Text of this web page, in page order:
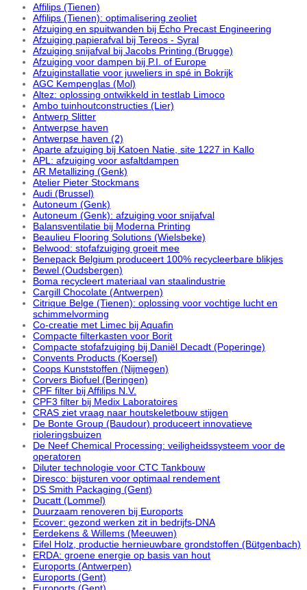
Affilips (Tienen)
Affilips (Tienen): optimalisering zeoliet
Afzuiging en spuitwanden bij Echo Precast Engineering
Afzuiging papierafval bij Tereos - Syral
Afzuiging snijafval bij Jacobs Printing (Brugge)
Afzuiging voor dampen bij P.I. of Europe
Afzuiginstallatie voor juweliers in spé in Bokrijk
AGC Kempenglas (Mol)
Altez: oplossing ontwikkeld in testlab Limoco
Ambo tuinhoutconstructies (Lier)
Antwerp Slitter
Antwerpse haven
Antwerpse haven (2)
Aparte afzuiging bij Katoen Natie, site 1227 in Kallo
APL: afzuiging voor asfaltdampen
AR Metallizing (Genk)
Atelier Pieter Stockmans
Audi (Brussel)
Autoneum (Genk)
Autoneum (Genk): afzuiging voor snijafval
Balansventilatie bij Moderna Printing
Beaulieu Flooring Solutions (Wielsbeke)
Belwood: stofafzuiging groeit mee
Benepack Belgium produceert 100% recycleerbare blikjes
Bewel (Oudsbergen)
Boma recycleert materiaal van staalindustrie
Cargill Chocolate (Antwerpen)
Citrique Belge (Tienen): oplossing voor vochtige lucht en
schimmelvorming
Co-creatie met Limec bij Aquafin
Compacte filterkasten voor Borit
Compacte stofafzuiging bij Daniël Decadt (Poperinge)
Convents Products (Koersel)
Coops Kunststoffen (Nijmegen)
Corvers Biofuel (Beringen)
CPF filter bij Affilips N.V.
CPF3 filter bij Medix Laboratoires
CRAS ziet vraag naar houtskeletbouw stijgen
De Bonte Group (Baudour) produceert innovatieve
rioleringsbuizen
De Neef Chemical Processing: veiligheidssysteem voor de
operatoren
Diluter technologie voor CTC Tankbouw
Diresco: bijsturen voor optimaal rendement
DS Smith Packaging (Gent)
Ducatt (Lommel)
Duurzaam renoveren bij Euroports
Ecover: gezond werken zit in bedrijfs-DNA
Eerdekens & Willems (Meeuwen)
Eifel Holz, productie hernieuwbare grondstoffen (Bütgenbach)
ERDA: groene energie op basis van hout
Euroports (Antwerpen)
Euroports (Gent)
Euroports (Gent)